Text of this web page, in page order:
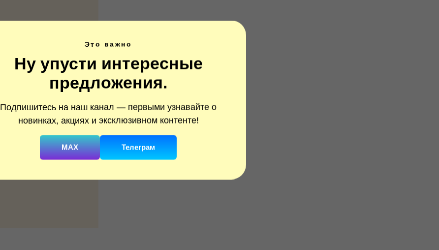
Это важно
Ну упусти интересные
предложения.
Подпишитесь на наш канал — первыми узнавайте о
новинках, акциях и эксклюзивном контенте!
MAX Телеграм